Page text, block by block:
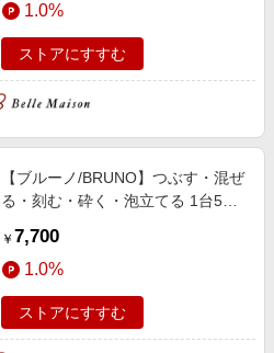
1.0%
ストアにすすむ
【ブルーノ/BRUNO】つぶす・混ぜ
る・刻む・砕く・泡立てる 1台5役
￥ 7,700
1.0%
ストアにすすむ